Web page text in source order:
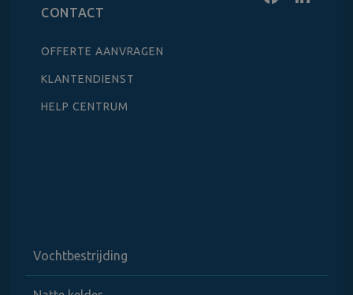
CONTACT
OFFERTE AANVRAGEN
KLANTENDIENST
HELP CENTRUM
Vochtbestrijding